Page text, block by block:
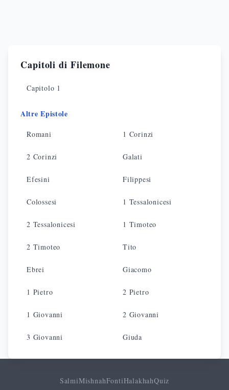
Capitoli di Filemone
Capitolo 1
Altre Epistole
Romani 1 Corinzi
2 Corinzi Galati
Efesini Filippesi
Colossesi 1 Tessalonicesi
2 Tessalonicesi 1 Timoteo
2 Timoteo Tito
Ebrei Giacomo
1 Pietro 2 Pietro
1 Giovanni 2 Giovanni
3 Giovanni Giuda
SalmiMishnahFontiHalakhahQuiz